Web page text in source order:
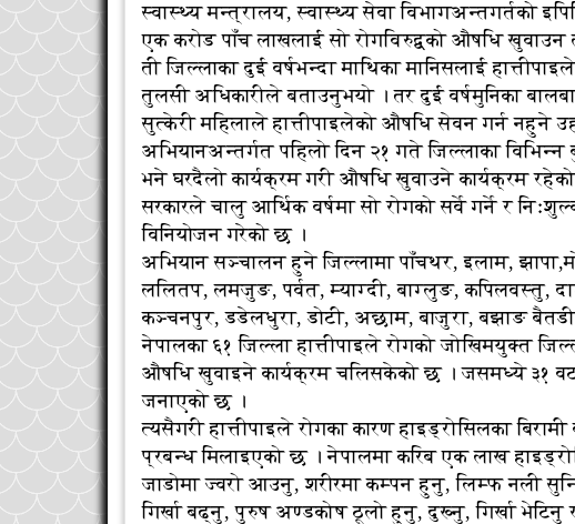
स्वास्थ्य मन्त्रालय, स्वास्थ्य सेवा विभागअन्तगर्तको
एक करोड पाँच लाखलाई सो रोगविरुद्वको औषधि खुवाउन
ती जिल्लाका दुई वर्षभन्दा माथिका मानिसलाई
तुलसी अधिकारीले बताउनुभयो । तर दुई वर्षमुनिका
सुत्केरी महिलाले हात्तीपाइलेको औषधि सेवन गर्न नहुने
अभियानअन्तर्गत पहिलो दिन २१ गते जिल्लाका
भने घरदैलो कार्यक्रम गरी औषधि खुवाउने कार्यक्रम
सरकारले चालु आर्थिक वर्षमा सो रोगको सर्वे गर्ने र
विनियोजन गरेको छ ।
अभियान सञ्चालन हुने जिल्लामा पाँचथर, इलाम,
ललितप, लमजुङ, पर्वत, म्याग्दी, बाग्लुङ, कपिलवस्तु,
कञ्चनपुर, डडेलधुरा, डोटी, अछाम, बाजुरा, बझाङ बैतडी
नेपालका ६१ जिल्ला हात्तीपाइले रोगको जोखिमयुक्त
औषधि खुवाइने कार्यक्रम चलिसकेको छ । जसमध्ये ३१
जनाएको छ ।
त्यसैगरी हात्तीपाइले रोगका कारण हाइड्रोसिलका
प्रबन्ध मिलाइएको छ । नेपालमा करिब एक लाख
जाडोमा ज्वरो आउनु, शरीरमा कम्पन हुनु, लिम्फ नली
गिर्खा बढ्नु, पुरुष अण्डकोष ठूलो हुनु, दुख्नु, गिर्खा भेटिनु